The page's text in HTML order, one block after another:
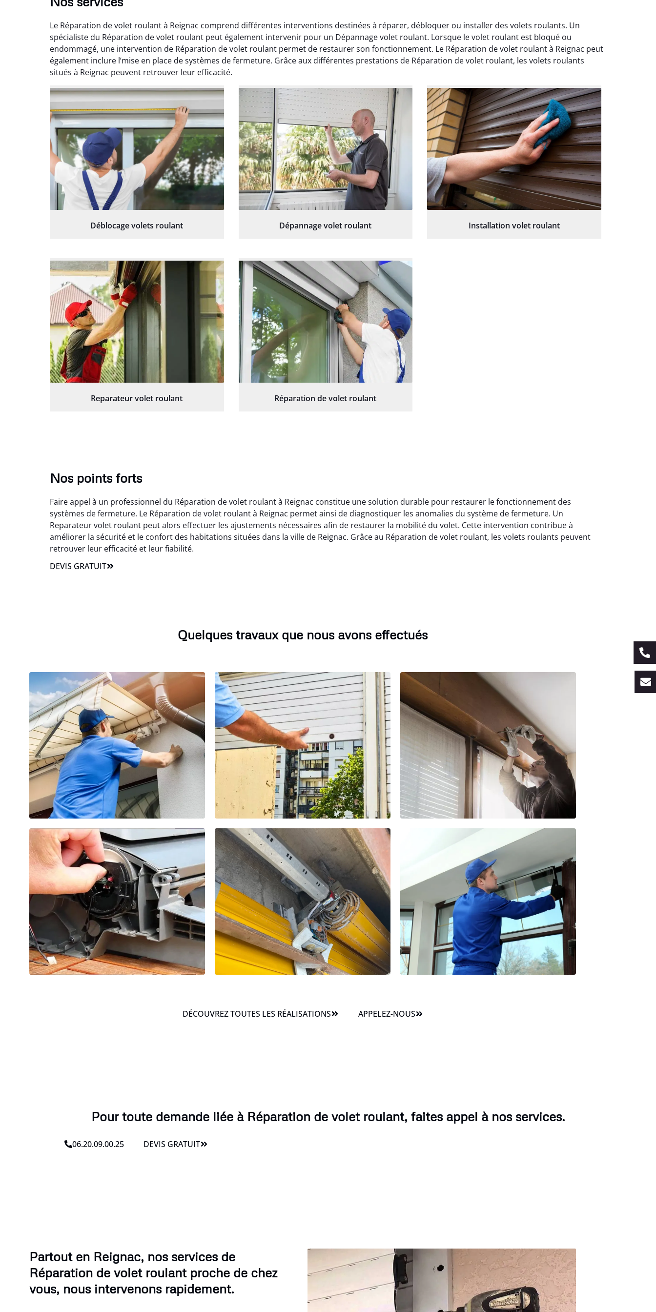
Le Réparation de volet roulant à Reignac comprend différentes interventions destinées à réparer, débloquer ou installer des volets roulants. Un
spécialiste du Réparation de volet roulant peut également intervenir pour un Dépannage volet roulant. Lorsque le volet roulant est bloqué ou
endommagé, une intervention de Réparation de volet roulant permet de restaurer son fonctionnement. Le Réparation de volet roulant à Reignac peut
également inclure l’mise en place de systèmes de fermeture. Grâce aux différentes prestations de Réparation de volet roulant, les volets roulants
situés à Reignac peuvent retrouver leur efficacité.
Déblocage volets roulant Dépannage volet roulant Installation volet roulant
Reparateur volet roulant Réparation de volet roulant
Nos points forts
Faire appel à un professionnel du Réparation de volet roulant à Reignac constitue une solution durable pour restaurer le fonctionnement des
systèmes de fermeture. Le Réparation de volet roulant à Reignac permet ainsi de diagnostiquer les anomalies du système de fermeture. Un
Reparateur volet roulant peut alors effectuer les ajustements nécessaires afin de restaurer la mobilité du volet. Cette intervention contribue à
améliorer la sécurité et le confort des habitations situées dans la ville de Reignac. Grâce au Réparation de volet roulant, les volets roulants peuvent
retrouver leur efficacité et leur fiabilité.
DEVIS GRATUIT
Quelques travaux que nous avons effectués
DÉCOUVREZ TOUTES LES RÉALISATIONS APPELEZ-NOUS
Pour toute demande liée à Réparation de volet roulant, faites appel à nos services.
06.20.09.00.25 DEVIS GRATUIT
Partout en Reignac, nos services de
Réparation de volet roulant proche de chez
vous, nous intervenons rapidement.